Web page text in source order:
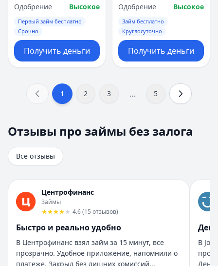
Одобрение
Высокое
Первый займ бесплатно
Срочно
Получить деньги
Одобрение
Высокое
Займ бесплатно
Круглосуточно
Получить деньги
1 2 3 ... 5
Всего отзывов на странице:8.
Быстро получил и доволен
Рейтинг:5
Город:Екатеринбург
Дата:28 октября 2025 г.
Взял займ в Турбозайм впервые. Одобрили быстро,
Помогли быстро и без нервов
Рейтинг:5
Организация:Бюджет
Город:Санкт-Петербург
Дата:28 октября 2025 г.
Отзывы про займы без залога
Все отзывы
Центрофинанс
Займы
4.6(15 отзывов)
Быстро и реально удобно
В Центрофинанс взял займ за 15 минут, все
прозрачно. Удобное приложение, напомнили о
платеже. Закрыл без лишних комиссий...
В